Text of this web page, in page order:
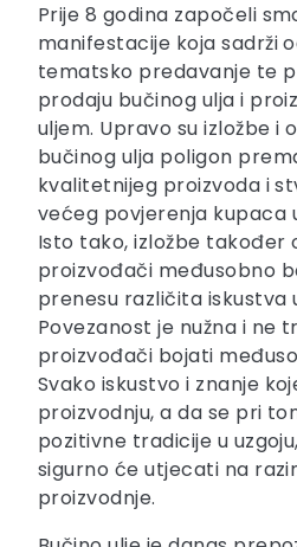
Prije 8 godina započeli
manifestacije koja sadrži
tematsko predavanje te
prodaju bučinog ulja i
uljem. Upravo su izložbe i
bučinog ulja poligon
kvalitetnijeg proizvoda i
većeg povjerenja kupaca
Isto tako, izložbe također
proizvođači međusobno
prenesu različita iskustva
Povezanost je nužna i ne
proizvođači bojati
Svako iskustvo i znanje
proizvodnju, a da se pri
pozitivne tradicije u
sigurno će utjecati na
proizvodnje.